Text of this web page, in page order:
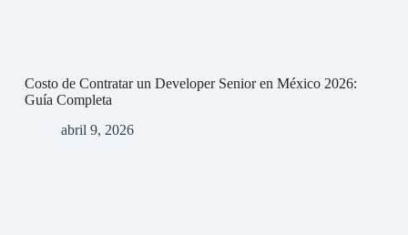
Costo de Contratar un Developer Senior en México 2026:
Guía Completa
abril 9, 2026